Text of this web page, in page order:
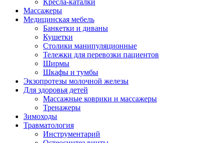
Массажеры
Медицинская мебель
Банкетки и диваны
Кушетки
Столики манипуляционные
Тележки для перевозки пациентов
Ширмы
Шкафы и тумбы
Экзопротезы молочной железы
Для здоровья детей
Массажные коврики и массажеры
Тренажеры
Зимоходы
Травматология
Инструментарий